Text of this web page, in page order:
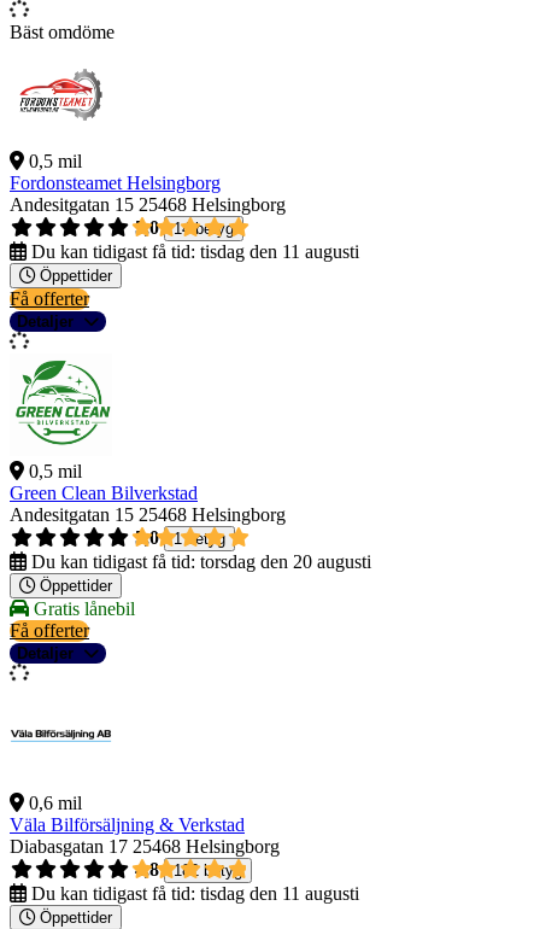
Bäst omdöme
0,5 mil
Fordonsteamet Helsingborg
Andesitgatan 15 25468 Helsingborg
5,0
14 betyg
Du kan tidigast få tid: tisdag den 11 augusti
Öppettider
Få offerter
Detaljer
0,5 mil
Green Clean Bilverkstad
Andesitgatan 15 25468 Helsingborg
5,0
1 betyg
Du kan tidigast få tid: torsdag den 20 augusti
Öppettider
Gratis lånebil
Få offerter
Detaljer
0,6 mil
Väla Bilförsäljning & Verkstad
Diabasgatan 17 25468 Helsingborg
4,8
182 betyg
Du kan tidigast få tid: tisdag den 11 augusti
Öppettider